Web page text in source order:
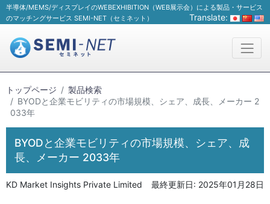
半導体/MEMS/ディスプレイのWEBEXHIBITION（WEB展示会）による製品・サービス
のマッチングサービス SEMI-NET（セミネット）
Translate:
トップページ
製品検索
BYODと企業モビリティの市場規模、シェア、成長、メーカー 2
033年
BYODと企業モビリティの市場規模、シェア、成
長、メーカー 2033年
KD Market Insights Private Limited 最終更新日: 2025年01月28日